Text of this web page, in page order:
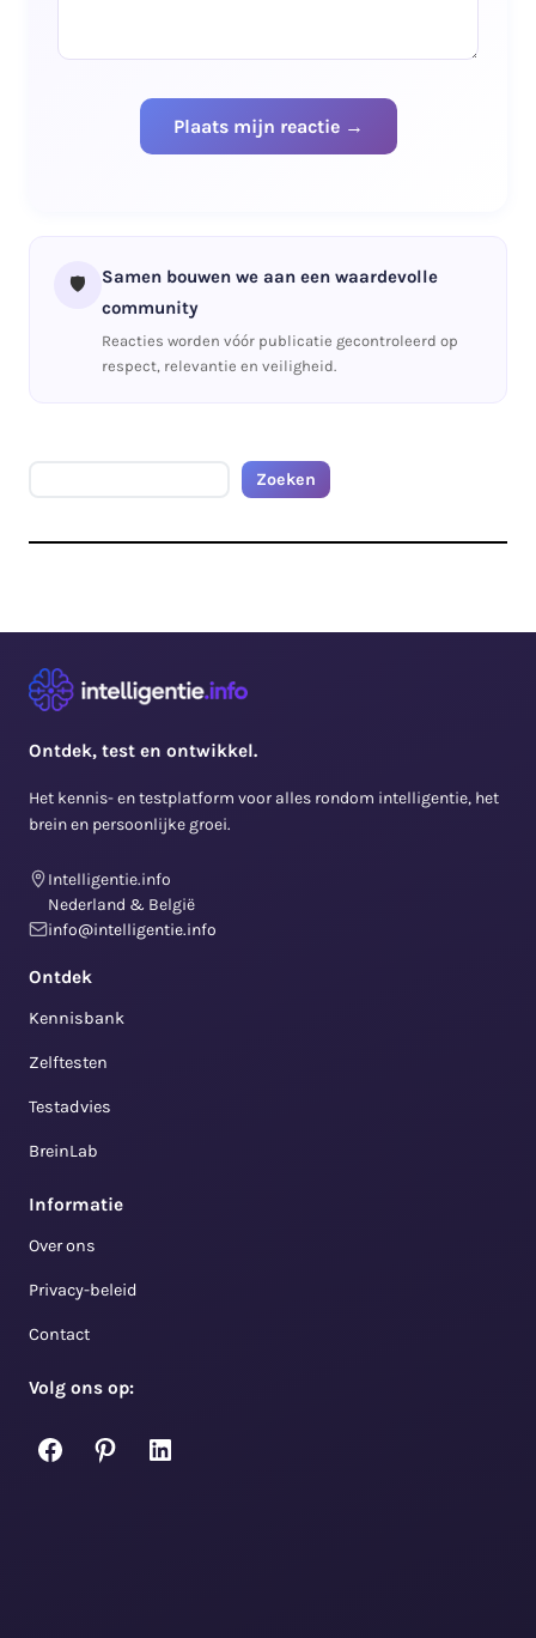
🛡️
Samen bouwen we aan een waardevolle
community
Reacties worden vóór publicatie gecontroleerd op
respect, relevantie en veiligheid.
Zoeken
Ontdek, test en ontwikkel.
Het kennis- en testplatform voor alles rondom intelligentie, het
brein en persoonlijke groei.
Intelligentie.info
Nederland & België
info@intelligentie.info
Ontdek
Kennisbank
Zelftesten
Testadvies
BreinLab
Informatie
Over ons
Privacy-beleid
Contact
Volg ons op:
Facebook
PinterestLinkedIn